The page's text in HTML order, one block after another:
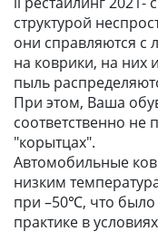
структурой
они справляются с
на коврики, на них
пыль
При этом, Ваша
соответственно не
"корытцах".
Автомобильные
низким
при –50℃, что
практике в